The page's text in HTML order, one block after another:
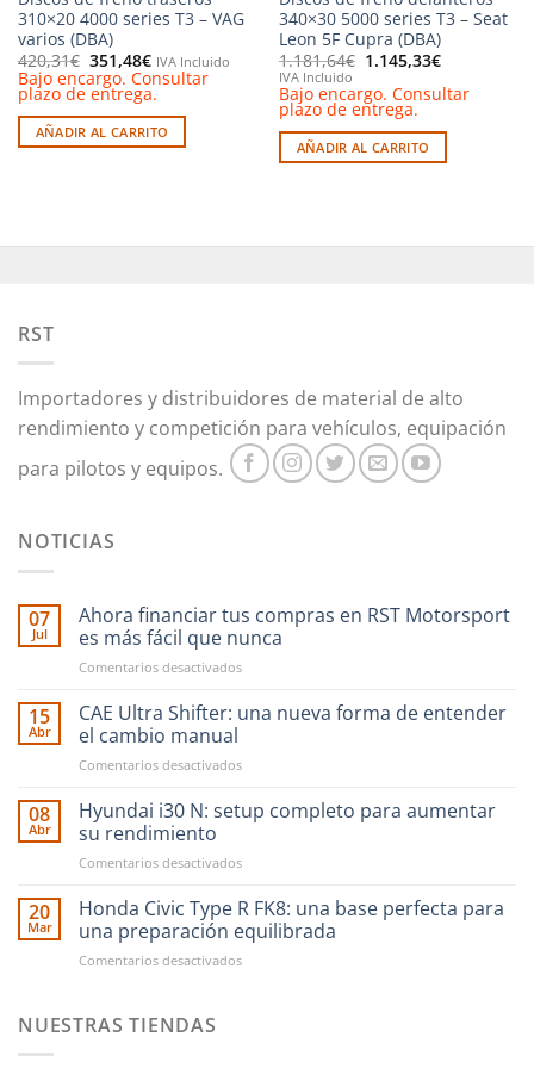
310×20 4000 series T3 – VAG
varios (DBA)
420,31€ El
precio
original
era:
420,31€.
351,48€El
precio
actual
es:
351,48€.
IVA Incluido
Bajo encargo. Consultar
plazo de entrega.
AÑADIR AL CARRITO
340×30 5000 series T3 – Seat
Leon 5F Cupra (DBA)
1.181,64€ El
precio
original
era:
1.181,64€.
1.145,33€El
actual
es:
IVA Incluido
Bajo encargo. Consultar
plazo de entrega.
AÑADIR AL CARRITO
RST
Importadores y distribuidores de material de alto
rendimiento y competición para vehículos, equipación
para pilotos y equipos.
NOTICIAS
07
Jul
Ahora financiar tus compras en RST Motorsport
es más fácil que nunca
Comentarios desactivadosen
financiar
en
Motorsport
fácil
nunca
15
Abr
CAE Ultra Shifter: una nueva forma de entender
el cambio manual
Comentarios desactivadosen
Ultra
Shifter:
nueva
de
entender
cambio
08
Abr
Hyundai i30 N: setup completo para aumentar
su rendimiento
Comentarios desactivadosen
i30
setup
completo
20
Mar
Honda Civic Type R FK8: una base perfecta para
una preparación equilibrada
Comentarios desactivadosen
NUESTRAS TIENDAS